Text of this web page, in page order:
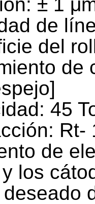
de
del
de
45
Rt-
de
los